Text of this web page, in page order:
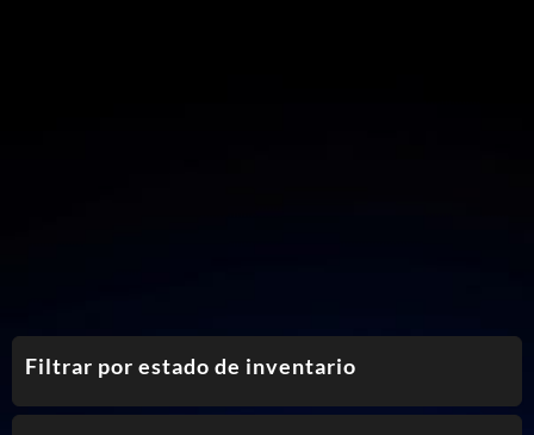
Filtrar por estado de inventario